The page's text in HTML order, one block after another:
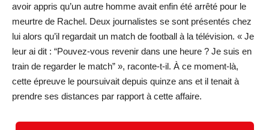
avoir appris qu’un autre homme avait enfin été arrêté pour le
meurtre de Rachel. Deux journalistes se sont présentés chez
lui alors qu’il regardait un match de football à la télévision. « Je
leur ai dit : “Pouvez-vous revenir dans une heure ? Je suis en
train de regarder le match” », raconte-t-il. À ce moment-là,
cette épreuve le poursuivait depuis quinze ans et il tenait à
prendre ses distances par rapport à cette affaire.